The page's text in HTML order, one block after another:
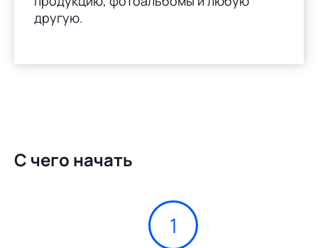
другую.
С чего начать
1